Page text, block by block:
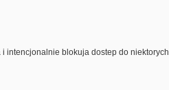
intencjonalnie blokuja dostep do niektorych